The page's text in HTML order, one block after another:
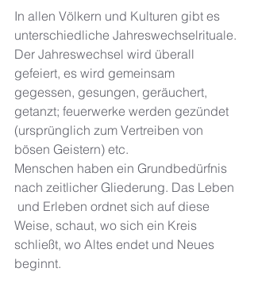
In allen Völkern und Kulturen gibt es
unterschiedliche Jahreswechselrituale.
Der Jahreswechsel wird überall
gefeiert, es wird gemeinsam
gegessen, gesungen, geräuchert,
getanzt; feuerwerke werden gezündet
(ursprünglich zum Vertreiben von
bösen Geistern) etc.
Menschen haben ein Grundbedürfnis
nach zeitlicher Gliederung. Das Leben
und Erleben ordnet sich auf diese
Weise, schaut, wo sich ein Kreis
schließt, wo Altes endet und Neues
beginnt.